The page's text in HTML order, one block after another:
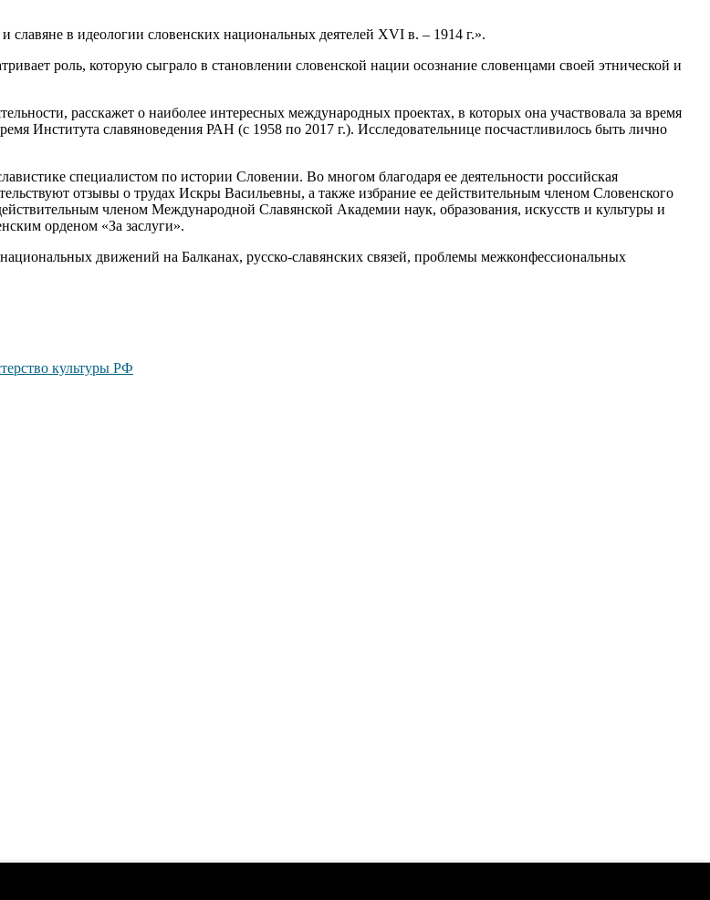
в идеологии словенских национальных деятелей ХVI в. – 1914 г.».
роль, которую сыграло в становлении словенской нации осознание словенцами своей этнической и
расскажет о наиболее интересных международных проектах, в которых она участвовала за время
Института славяноведения РАН (с 1958 по 2017 г.). Исследовательнице посчастливилось быть лично
специалистом по истории Словении. Во многом благодаря ее деятельности российская
отзывы о трудах Искры Васильевны, а также избрание ее действительным членом Словенского
членом Международной Славянской Академии наук, образования, искусств и культуры и
орденом «За заслуги».
движений на Балканах, русско-славянских связей, проблемы межконфессиональных